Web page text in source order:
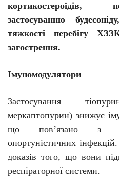
кортикостероїдів,
застосуванню будесоніду
тяжкості перебігу
загострення.
Імуномодулятори
Застосування
меркаптопурин) знижує
що пов’язано з
опортуністичних
доказів того, що вони
респіраторної системи.